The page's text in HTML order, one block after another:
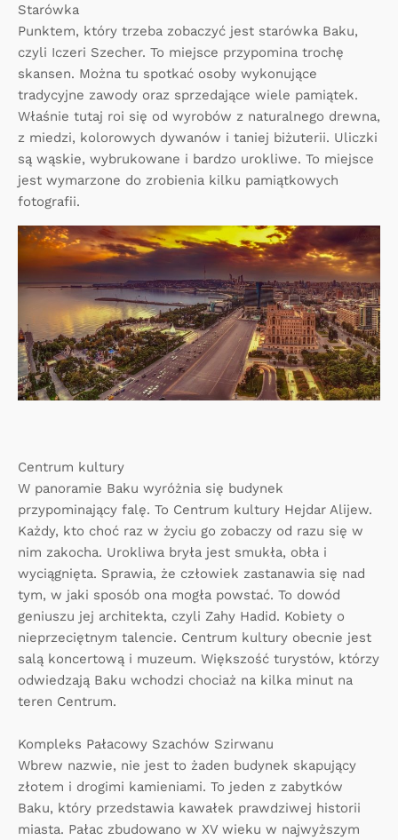
Starówka
Punktem, który trzeba zobaczyć jest starówka Baku,
czyli Iczeri Szecher. To miejsce przypomina trochę
skansen. Można tu spotkać osoby wykonujące
tradycyjne zawody oraz sprzedające wiele pamiątek.
Właśnie tutaj roi się od wyrobów z naturalnego drewna,
z miedzi, kolorowych dywanów i taniej biżuterii. Uliczki
są wąskie, wybrukowane i bardzo urokliwe. To miejsce
jest wymarzone do zrobienia kilku pamiątkowych
fotografii.
Centrum kultury
W panoramie Baku wyróżnia się budynek
przypominający falę. To Centrum kultury Hejdar Alijew.
Każdy, kto choć raz w życiu go zobaczy od razu się w
nim zakocha. Urokliwa bryła jest smukła, obła i
wyciągnięta. Sprawia, że człowiek zastanawia się nad
tym, w jaki sposób ona mogła powstać. To dowód
geniuszu jej architekta, czyli Zahy Hadid. Kobiety o
nieprzeciętnym talencie. Centrum kultury obecnie jest
salą koncertową i muzeum. Większość turystów, którzy
odwiedzają Baku wchodzi chociaż na kilka minut na
teren Centrum.
Kompleks Pałacowy Szachów Szirwanu
Wbrew nazwie, nie jest to żaden budynek skapujący
złotem i drogimi kamieniami. To jeden z zabytków
Baku, który przedstawia kawałek prawdziwej historii
miasta. Pałac zbudowano w XV wieku w najwyższym